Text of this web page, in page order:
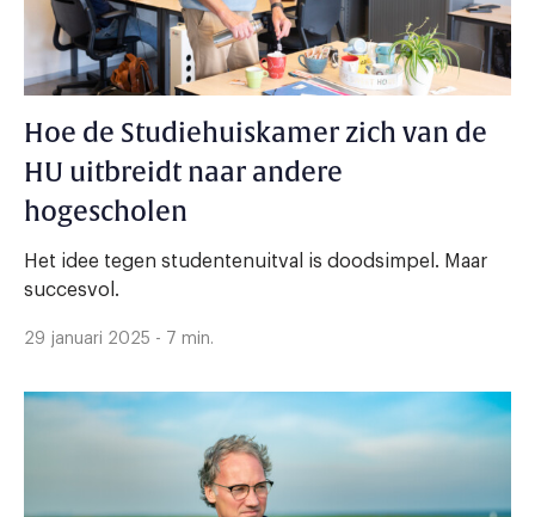
Hoe de Studiehuiskamer zich van de
HU uitbreidt naar andere
hogescholen
Het idee tegen studentenuitval is doodsimpel. Maar
succesvol.
29 januari 2025 - 7 min.